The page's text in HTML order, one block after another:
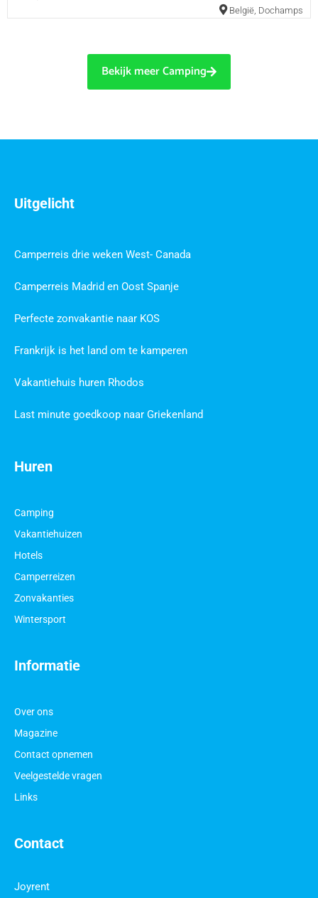
België Dochamps
Bekijk meer Camping
Contact
Joyrent
Informatie
Over ons
Magazine
Contact opnemen
Veelgestelde vragen
Links
Huren
Camping
Vakantiehuizen
Hotels
Camperreizen
Zonvakanties
Wintersport
Uitgelicht
Camperreis drie weken West- Canada
Camperreis Madrid en Oost Spanje
Perfecte zonvakantie naar KOS
Frankrijk is het land om te kamperen
Vakantiehuis huren Rhodos
Last minute goedkoop naar Griekenland